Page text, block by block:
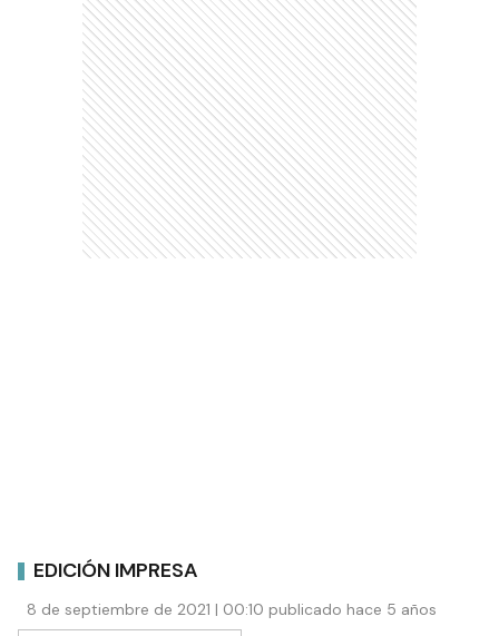
EDICIÓN IMPRESA
8 de septiembre de 2021 | 00:10 publicado hace 5 años